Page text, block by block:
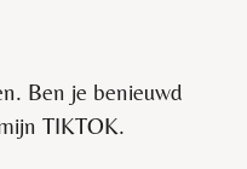
Ben je benieuwd
TIKTOK.